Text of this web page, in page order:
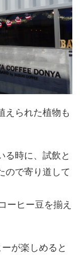
えられた植物も
る時に、試飲と
ので寄り道して
ーヒー豆を揃え
が楽しめると